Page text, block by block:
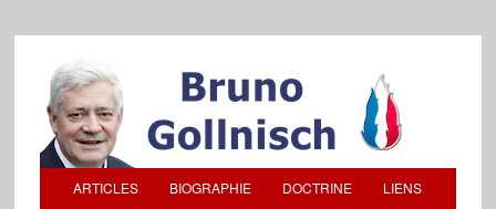
ARTICLES BIOGRAPHIE DOCTRINE LIENS